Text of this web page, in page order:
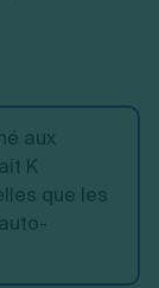
aux
K
que les